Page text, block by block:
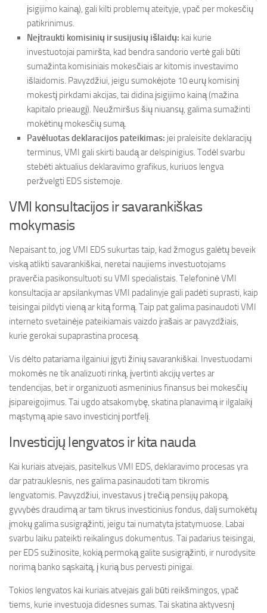
įsigijimo kainą), gali kilti problemų ateityje, ypač per mokesčių
patikrinimus.
Neįtraukti komisinių ir susijusių išlaidų: kai kurie
investuotojai pamiršta, kad bendra sandorio vertė gali būti
sumažinta komisiniais mokesčiais ar kitomis investavimo
išlaidomis. Pavyzdžiui, jeigu sumokėjote 10 eurų komisinį
mokestį pirkdami akcijas, tai didina įsigijimo kainą (mažina
kapitalo prieaugį). Neužmiršus šių niuansų, galima sumažinti
mokėtinų mokesčių sumą.
Pavėluotas deklaracijos pateikimas: jei praleisite deklaracijų
terminus, VMI gali skirti baudą ar delspinigius. Todėl svarbu
stebėti aktualius deklaravimo grafikus, kuriuos lengva
peržvelgti EDS sistemoje.
VMI konsultacijos ir savarankiškas
mokymasis
Nepaisant to, jog VMI EDS sukurtas taip, kad žmogus galėtų beveik
viską atlikti savarankiškai, neretai naujiems investuotojams
praverčia pasikonsultuoti su VMI specialistais. Telefoninė VMI
konsultacija ar apsilankymas VMI padalinyje gali padėti suprasti, kaip
teisingai pildyti vieną ar kitą formą. Taip pat galima pasinaudoti VMI
interneto svetainėje pateikiamais vaizdo įrašais ar pavyzdžiais,
kurie gerokai supaprastina procesą.
Vis dėlto patariama ilgainiui įgyti žinių savarankiškai. Investuodami
mokomės ne tik analizuoti rinką, įvertinti akcijų vertes ar
tendencijas, bet ir organizuoti asmeninius finansus bei mokesčių
įsipareigojimus. Tai ugdo atsakomybę, skatina planavimą ir ilgalaikį
mąstymą apie savo investicinį portfelį.
Investicijų lengvatos ir kita nauda
Kai kuriais atvejais, pasitelkus VMI EDS, deklaravimo procesas yra
dar patrauklesnis, nes galima pasinaudoti tam tikromis
lengvatomis. Pavyzdžiui, investavus į trečią pensijų pakopą,
gyvybės draudimą ar tam tikrus investicinius fondus, dalį sumokėtų
įmokų galima susigrąžinti, jeigu tai numatyta įstatymuose. Labai
svarbu laiku pateikti reikalingus dokumentus. Tai padarius teisingai,
per EDS sužinosite, kokią permoką galite susigrąžinti, ir nurodysite
norimą banko sąskaitą, į kurią bus pervesti pinigai.
Tokios lengvatos kai kuriais atvejais gali būti reikšmingos, ypač
tiems, kurie investuoja didesnes sumas. Tai skatina aktyvesnį